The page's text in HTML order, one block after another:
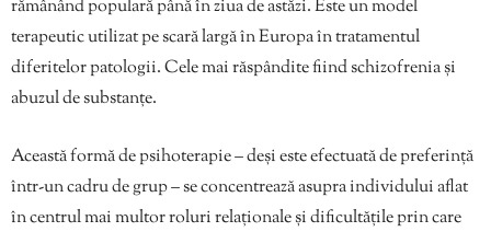
rămânând populară până în ziua de astăzi. Este un model
terapeutic utilizat pe scară largă în Europa în tratamentul
diferitelor patologii. Cele mai răspândite fiind schizofrenia și
abuzul de substanțe.
Această formă de psihoterapie – deși este efectuată de preferință
într-un cadru de grup – se concentrează asupra individului aflat
în centrul mai multor roluri relaționale și dificultățile prin care